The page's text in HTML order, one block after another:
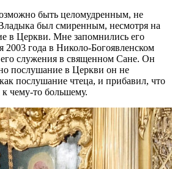
быть целомудренным, не
был смиренным, несмотря на
в Церкви. Мне запомнились его
2003 года в Николо-Богоявленском
его служения в священном Сане. Он
послушание в Церкви он не
послушание чтеца, и прибавил, что
чему-то большему.